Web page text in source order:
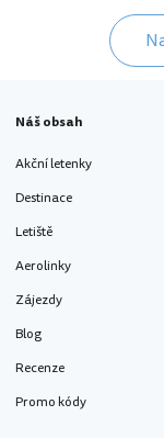
Náš obsah
Akční letenky
Destinace
Letiště
Aerolinky
Zájezdy
Blog
Recenze
Promo kódy